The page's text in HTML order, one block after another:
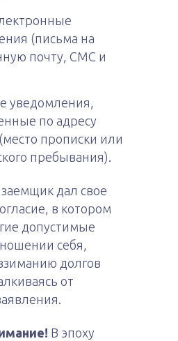
(письма на
почту, СМС и
уведомления,
по адресу
прописки или
пребывания).
дал свое
в котором
допустимые
себя,
долгов
от
В эпоху